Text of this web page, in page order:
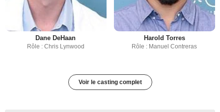
Dane DeHaan
Rôle : Chris Lynwood
Harold Torres
Rôle : Manuel Contreras
Voir le casting complet